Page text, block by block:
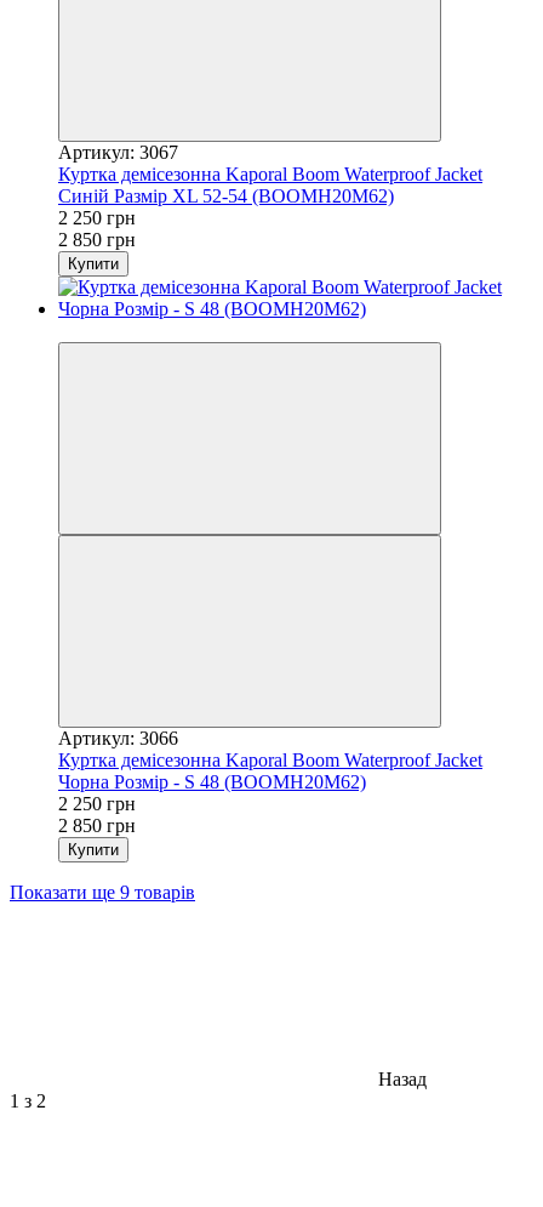
Артикул: 3067
Куртка демісезонна Kaporal Boom Waterproof Jacket
Синій Размір XL 52-54 (BOOMH20M62)
2 250 грн
2 850 грн
Купити
Артикул: 3066
Куртка демісезонна Kaporal Boom Waterproof Jacket
Чорна Розмір - S 48 (BOOMH20M62)
2 250 грн
2 850 грн
Купити
Показати ще 9 товарів
Назад
1 з 2